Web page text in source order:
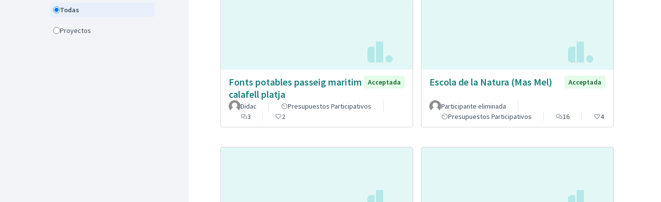
Todas
Proyectos
Fonts potables passeig maritim
calafell platja
Acceptada
Didac
Presupuestos Participativos
3
2
Escola de la Natura (Mas Mel) Acceptada
Participante eliminada
Presupuestos Participativos
16 4